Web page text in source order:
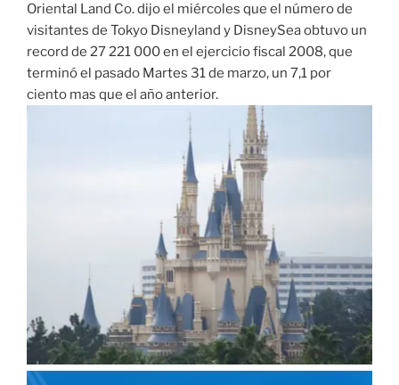
Oriental Land Co. dijo el miércoles que el número de
visitantes de Tokyo Disneyland y DisneySea obtuvo un
record de 27 221 000 en el ejercicio fiscal 2008, que
terminó el pasado Martes 31 de marzo, un 7,1 por
ciento mas que el año anterior.